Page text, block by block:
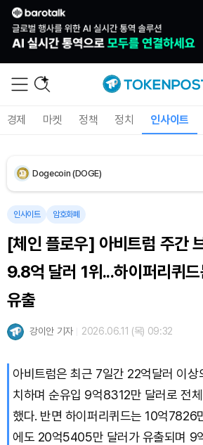
경제 마켓 정책 정치 인사이트
XRP (XRP)
Dogecoin (DOGE)
Bitcoin (BTC)
인사이트 암호화폐
[체인 플로우] 아비트럼 주간
9.8억 달러 1위...하이퍼리퀴
유출
강이안 기자 2026.06.11 (목) 09:32
아비트럼은 최근 7일간 22억달러 이상
치하며 순유입 9억8312만 달러로 전
했다. 반면 하이퍼리퀴드는 10억7826
에도 20억5405만 달러가 유출되며 9